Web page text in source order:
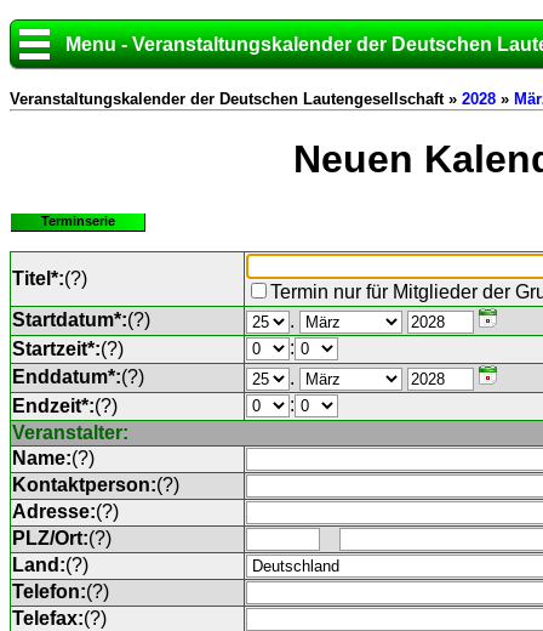
Menu - Veranstaltungskalender der Deutschen
Veranstaltungskalender der Deutschen Lautengesellschaft » 2028 »
Neuen
Terminserie
Titel*:(?)
Termin nur für Mitglieder der
Startdatum*:(?)
.
Startzeit*:(?)
:
Enddatum*:(?)
.
Endzeit*:(?)
:
Veranstalter:
Name:(?)
Kontaktperson:(?)
Adresse:(?)
PLZ/Ort:(?)
Land:(?)
Telefon:(?)
Telefax:(?)